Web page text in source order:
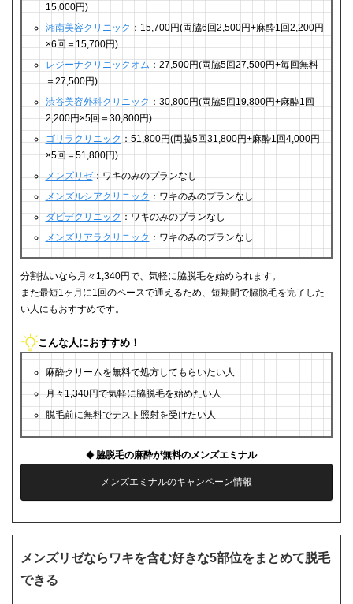
15,000円)
湘南美容クリニック：15,700円(両脇6回2,500円+麻酔1回2,200円
×6回＝15,700円)
レジーナクリニックオム ：27,500円(両脇5回27,500円+毎回無料
＝27,500円)
渋谷美容外科クリニック ：30,800円(両脇5回19,800円+麻酔1回
2,200円×5回＝30,800円)
ゴリラクリニック ：51,800円(両脇5回31,800円+麻酔1回4,000円
×5回＝51,800円)
メンズリゼ：ワキのみのプランなし
メンズルシアクリニック ：ワキのみのプランなし
ダビデクリニック：ワキのみのプランなし
メンズリアラクリニック：ワキのみのプランなし
分割払いなら月々1,340円で、気軽に脇脱毛を始められます。
また最短1ヶ月に1回のペースで通えるため、短期間で脇脱毛を完了した
い人にもおすすめです。
こんな人におすすめ！
麻酔クリームを無料で処方してもらいたい人
月々1,340円で気軽に脇脱毛を始めたい人
脱毛前に無料でテスト照射を受けたい人
脇脱毛の麻酔が無料のメンズエミナル
メンズエミナルのキャンペーン情報
メンズリゼならワキを含む好きな5部位をまとめて脱毛
できる